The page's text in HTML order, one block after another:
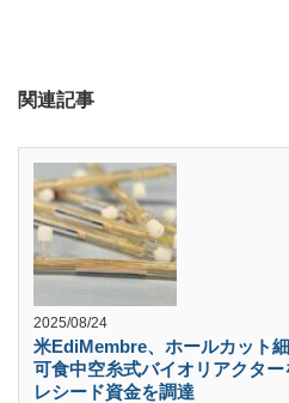
関連記事
2025/08/24
米EdiMembre、ホールカット
可食中空糸式バイオリアクタ
レシード資金を調達